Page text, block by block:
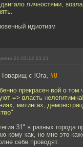
личностями,
идиотизм
21.03.12 23:21
Товарищ с Юга, #8
прекрасен вой о том
=> власть
митингах,
31" в разных города
кому как, но мне это
себе проводят.